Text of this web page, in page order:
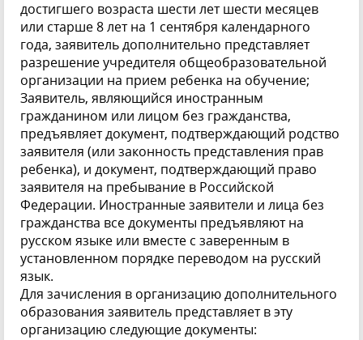
достигшего возраста шести лет шести месяцев
или старше 8 лет на 1 сентября календарного
года, заявитель дополнительно представляет
разрешение учредителя общеобразовательной
организации на прием ребенка на обучение;
Заявитель, являющийся иностранным
гражданином или лицом без гражданства,
предъявляет документ, подтверждающий родство
заявителя (или законность представления прав
ребенка), и документ, подтверждающий право
заявителя на пребывание в Российской
Федерации. Иностранные заявители и лица без
гражданства все документы предъявляют на
русском языке или вместе с заверенным в
установленном порядке переводом на русский
язык.
Для зачисления в организацию дополнительного
образования заявитель представляет в эту
организацию следующие документы: